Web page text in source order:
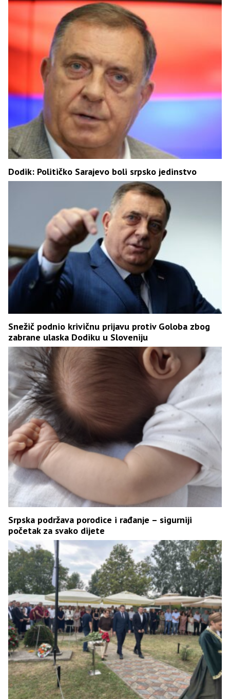
Dodik: Političko Sarajevo boli srpsko jedinstvo
Snežič podnio krivičnu prijavu protiv Goloba zbog
zabrane ulaska Dodiku u Sloveniju
Srpska podržava porodice i rađanje – sigurniji
početak za svako dijete